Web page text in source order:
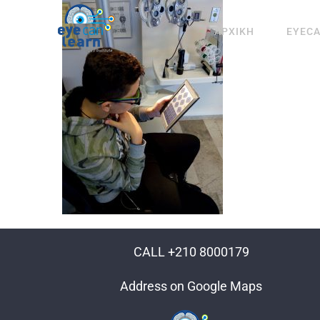
περιεχόμενο
ΑΡΧΙΚΗ
CALL +210 8000179
Address on Google Maps